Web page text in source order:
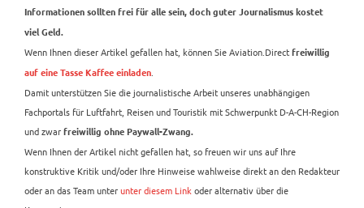
Informationen sollten frei für alle sein, doch guter Journalismus kostet
viel Geld.
Wenn Ihnen dieser Artikel gefallen hat, können Sie Aviation.Direct freiwillig
auf eine Tasse Kaffee einladen
Damit unterstützen Sie die journalistische Arbeit unseres unabhängigen
Fachportals für Luftfahrt, Reisen und Touristik mit Schwerpunkt D-A-CH-Region
und zwar freiwillig ohne Paywall-Zwang.
Wenn Ihnen der Artikel nicht gefallen hat, so freuen wir uns auf Ihre
konstruktive Kritik und/oder Ihre Hinweise wahlweise direkt an den Redakteur
oder an das Team unterunter diesem Link oder alternativ über die